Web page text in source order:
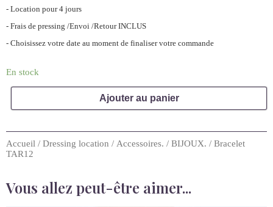
- Location pour 4 jours
- Frais de pressing /Envoi /Retour INCLUS
- Choisissez votre date au moment de finaliser votre commande
En stock
Ajouter au panier
Accueil / Dressing location / Accessoires. / BIJOUX. / Bracelet
TAR12
Vous allez peut-être aimer...